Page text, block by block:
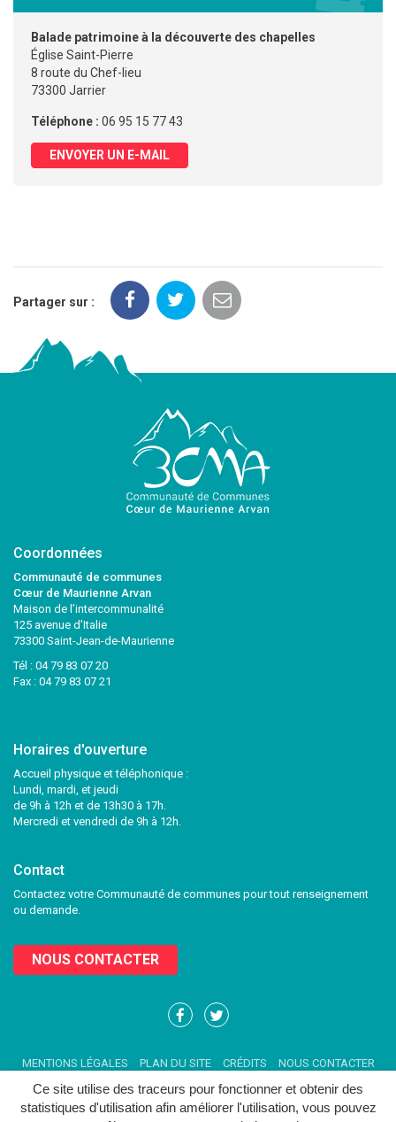
Ce site utilise des traceurs pour fonctionner et obtenir des
statistiques d'utilisation afin améliorer l'utilisation, vous pouvez
Balade patrimoine à la découverte des chapelles
Église Saint-Pierre
8 route du Chef-lieu
73300 Jarrier
Téléphone : 06 95 15 77 43
ENVOYER UN E-MAIL
Partager sur :
Coordonnées
Communauté de communes
Cœur de Maurienne Arvan
Maison de l’intercommunalité
125 avenue d’Italie
73300 Saint-Jean-de-Maurienne
Tél : 04 79 83 07 20
Fax : 04 79 83 07 21
Horaires d'ouverture
Accueil physique et téléphonique :
Lundi, mardi, et jeudi
de 9h à 12h et de 13h30 à 17h.
Mercredi et vendredi de 9h à 12h.
Contact
Contactez votre Communauté de communes pour tout renseignement
ou demande.
NOUS CONTACTER
Lien
compte
Facebook
Lien
compte
Twitter
MENTIONS LÉGALES PLAN DU SITE CRÉDITS NOUS CONTACTER